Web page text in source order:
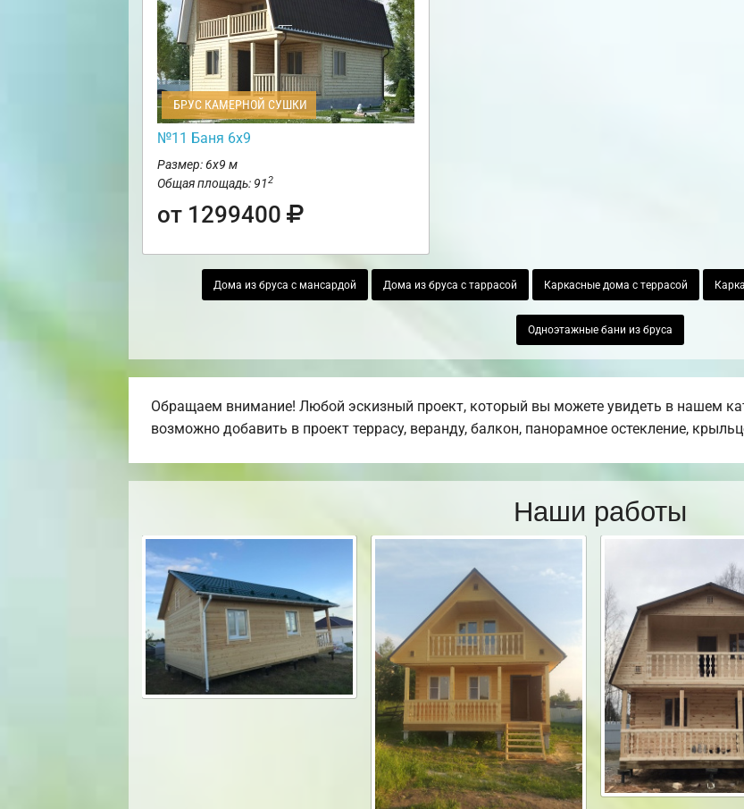
БРУС КАМЕРНОЙ СУШКИ
№11 Баня 6х9
Размер: 6х9 м
Общая площадь: 912
от 1299400
Дома из бруса с мансардой Дома из бруса с таррасой Каркасные дома с террасой
Одноэтажные бани из бруса
Обращаем внимание! Любой эскизный проект, который вы можете увидеть в нашем
возможно добавить в проект террасу, веранду, балкон, панорамное остекление,
Наши работы